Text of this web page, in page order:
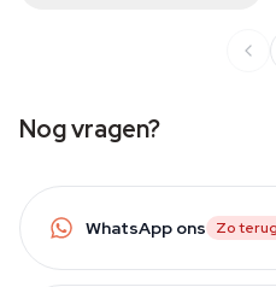
Nog vragen?
WhatsApp ons Zo terug